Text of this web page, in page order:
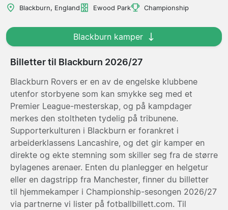
Blackburn, England Ewood Park Championship
Blackburn kamper
Billetter til Blackburn 2026/27
Blackburn Rovers er en av de engelske klubbene
utenfor storbyene som kan smykke seg med et
Premier League-mesterskap, og på kampdager
merkes den stoltheten tydelig på tribunene.
Supporterkulturen i Blackburn er forankret i
arbeiderklassens Lancashire, og det gir kamper en
direkte og ekte stemning som skiller seg fra de større
bylagenes arenaer. Enten du planlegger en helgetur
eller en dagstripp fra Manchester, finner du billetter
til hjemmekamper i Championship-sesongen 2026/27
via partnerne vi lister på fotballbillett.com. Til